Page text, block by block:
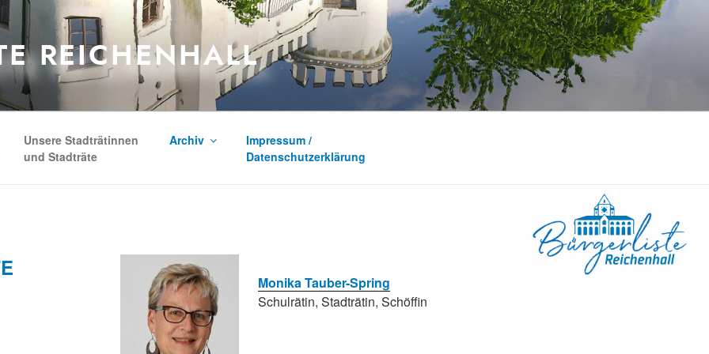
REICHENHALL
Unsere Stadträtinnen
und Stadträte
Archiv
Impressum /
Datenschutzerklärung
Monika Tauber-Spring
Schulrätin, Stadträtin, Schöffin